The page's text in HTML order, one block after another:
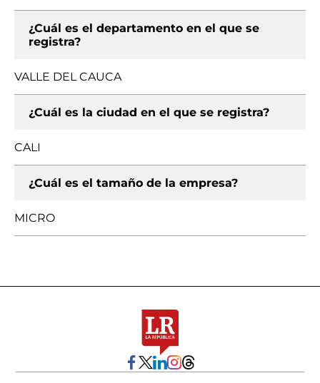
¿Cuál es el departamento en el que se
registra?
VALLE DEL CAUCA
¿Cuál es la ciudad en el que se registra?
CALI
¿Cuál es el tamaño de la empresa?
MICRO